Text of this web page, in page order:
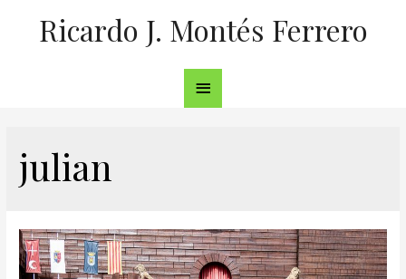
Ricardo J. Montés Ferrero
julian